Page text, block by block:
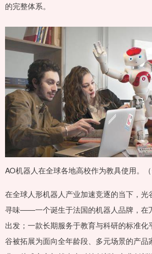
的完整体系。
AO机器人在全球各地高校作为教具使用。（
在全球人形机器人产业加速竞逐的当下，光
寻味——一个诞生于法国的机器人品牌，在
出发；一款长期服务于教育与科研的标准化
谷被拓展为面向全年龄段、多元场景的产品